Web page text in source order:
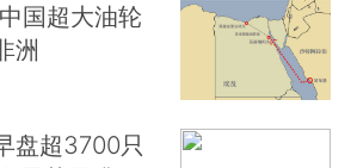
国超大油轮
洲
盘超3700只